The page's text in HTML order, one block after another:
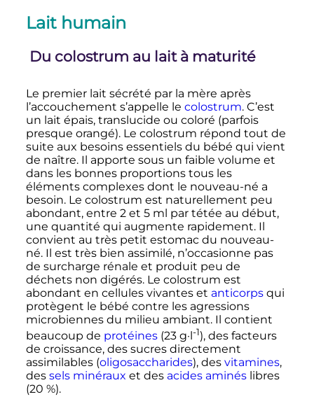
Lait humain
Du colostrum au lait à maturité
Le premier lait sécrété par la mère après
l’accouchement s’appelle le colostrum. C’est
un lait épais, translucide ou coloré (parfois
presque orangé). Le colostrum répond tout de
suite aux besoins essentiels du bébé qui vient
de naître. Il apporte sous un faible volume et
dans les bonnes proportions tous les
éléments complexes dont le nouveau-né a
besoin. Le colostrum est naturellement peu
abondant, entre 2 et 5 ml par tétée au début,
une quantité qui augmente rapidement. Il
convient au très petit estomac du nouveau-
né. Il est très bien assimilé, n’occasionne pas
de surcharge rénale et produit peu de
déchets non digérés. Le colostrum est
abondant en cellules vivantes et anticorpsqui
protègent le bébé contre les agressions
microbiennes du milieu ambiant. Il contient
beaucoup de protéines(23 g· -1), des facteurs
de croissance, des sucres directement
assimilables (oligosaccharides), des vitamines,
des sels minéraux et des acides aminéslibres
(20 %).